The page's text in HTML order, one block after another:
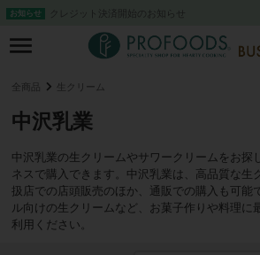
お知らせ クレジット決済開始のお知らせ
全商品 生クリーム
中沢乳業
中沢乳業の生クリームやサワークリームをお探
ネスで購入できます。中沢乳業は、高品質な生
扱店での店頭販売のほか、通販での購入も可能
ル向けの生クリームなど、お菓子作りや料理に
利用ください。